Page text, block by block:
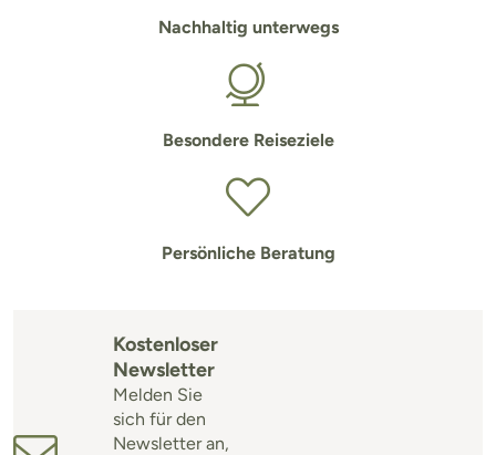
Nachhaltig unterwegs
Besondere Reiseziele
Persönliche Beratung
Kostenloser
Newsletter
Melden Sie
sich für den
Newsletter an,